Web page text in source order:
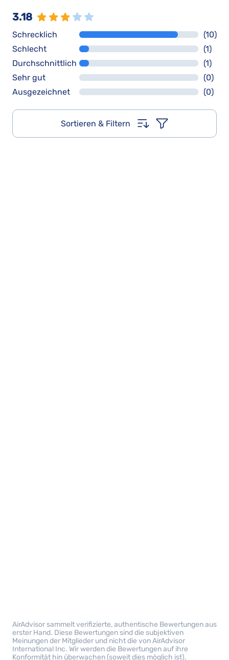
3.18
Schrecklich
(10)
Schlecht
(1)
Durchschnittlich
(1)
Sehr gut
(0)
Ausgezeichnet
(0)
Sortieren & Filtern
AirAdvisor sammelt verifizierte, authentische Bewertungen aus
erster Hand. Diese Bewertungen sind die subjektiven
Meinungen der Mitglieder und nicht die von AirAdvisor
International Inc. Wir werden die Bewertungen auf ihre
Konformität hin überwachen (soweit dies möglich ist).